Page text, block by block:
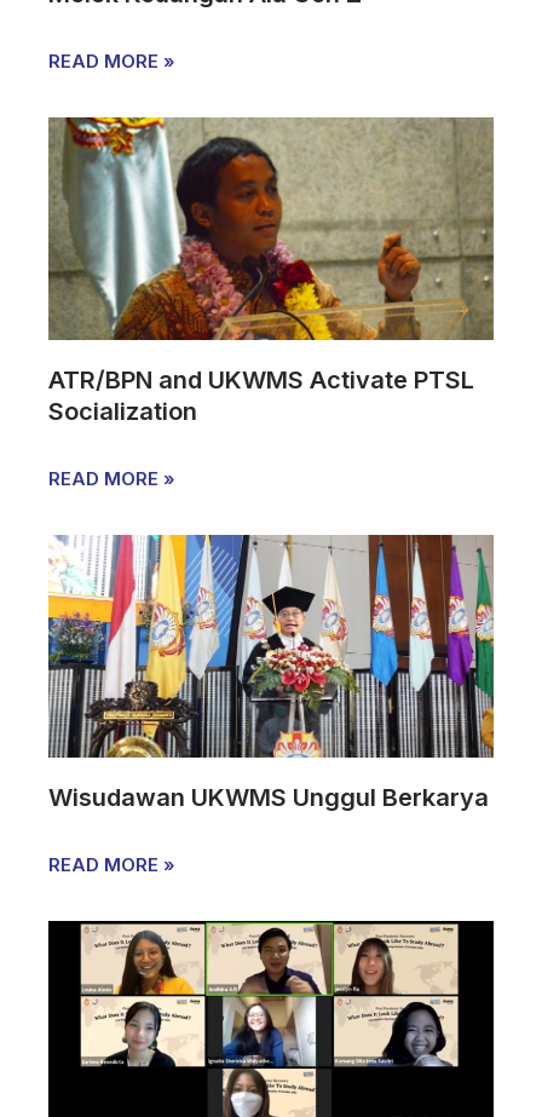
READ MORE »
ATR/BPN and UKWMS Activate PTSL
Socialization
READ MORE »
Wisudawan UKWMS Unggul Berkarya
READ MORE »